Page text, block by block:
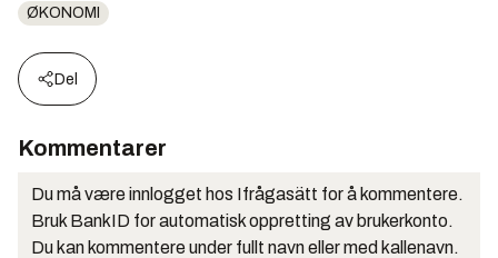
ØKONOMI
Del
Kommentarer
Du må være innlogget hos Ifrågasätt for å kommentere.
Bruk BankID for automatisk oppretting av brukerkonto.
Du kan kommentere under fullt navn eller med kallenavn.